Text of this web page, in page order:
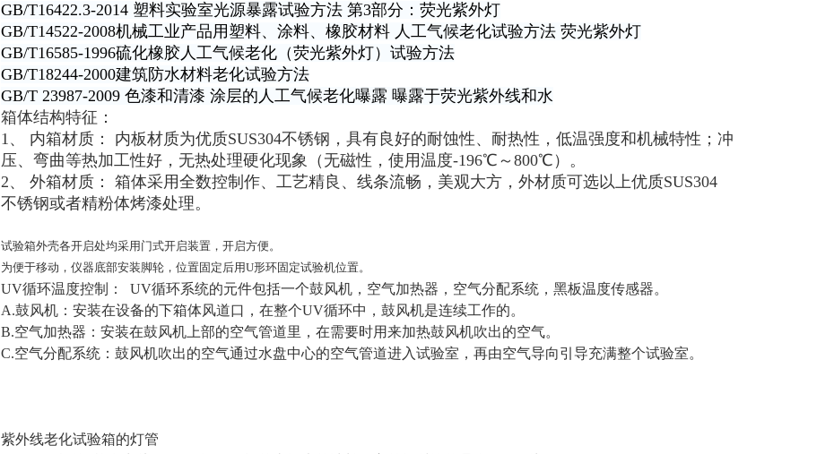
GB/T16422.3-2014 塑料实验室光源暴露试验方法 第3部分：荧光紫外灯
GB/T14522-2008机械工业产品用塑料、涂料、橡胶材料 人工气候老化试验方法 荧光紫外灯
GB/T16585-1996硫化橡胶人工气候老化（荧光紫外灯）试验方法
GB/T18244-2000建筑防水材料老化试验方法
GB/T 23987-2009 色漆和清漆 涂层的人工气候老化曝露 曝露于荧光紫外线和水
箱体结构特征：
1、 内箱材质： 内板材质为优质SUS304不锈钢，具有良好的耐蚀性、耐热性，低温强度和机械特性；冲
压、弯曲等热加工性好，无热处理硬化现象（无磁性，使用温度-196℃～800℃）。
2、 外箱材质： 箱体采用全数控制作、工艺精良、线条流畅，美观大方，外材质可选以上优质SUS304
不锈钢或者精粉体烤漆处理。
试验箱外壳各开启处均采用门式开启装置，开启方便。
为便于移动，仪器底部安装脚轮，位置固定后用U形环固定试验机位置。
UV循环温度控制： UV循环系统的元件包括一个鼓风机，空气加热器，空气分配系统，黑板温度传感器。
A.鼓风机：安装在设备的下箱体风道口，在整个UV循环中，鼓风机是连续工作的。
B.空气加热器：安装在鼓风机上部的空气管道里，在需要时用来加热鼓风机吹出的空气。
C.空气分配系统：鼓风机吹出的空气通过水盘中心的空气管道进入试验室，再由空气导向引导充满整个试验室。
紫外线老化试验箱的灯管